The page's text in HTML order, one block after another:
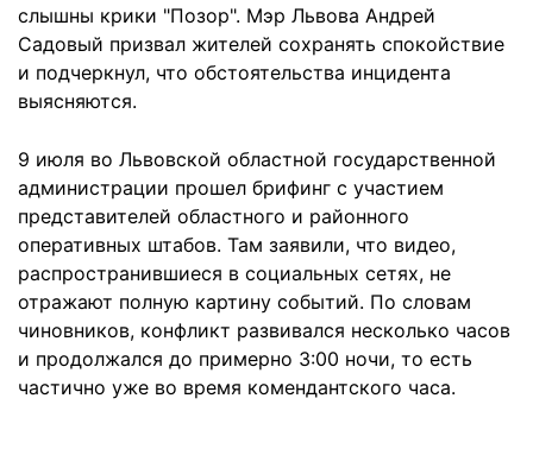
слышны крики "Позор". Мэр Львова Андрей
Садовый призвал жителей сохранять спокойствие
и подчеркнул, что обстоятельства инцидента
выясняются.
9 июля во Львовской областной государственной
администрации прошел брифинг с участием
представителей областного и районного
оперативных штабов. Там заявили, что видео,
распространившиеся в социальных сетях, не
отражают полную картину событий. По словам
чиновников, конфликт развивался несколько часов
и продолжался до примерно 3:00 ночи, то есть
частично уже во время комендантского часа.